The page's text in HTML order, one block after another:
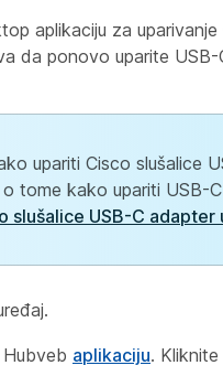
aplikaciju za
da ponovo uparite
upariti Cisco slušalice
tome kako upariti USB-
slušalice USB-C
aplikaciju.